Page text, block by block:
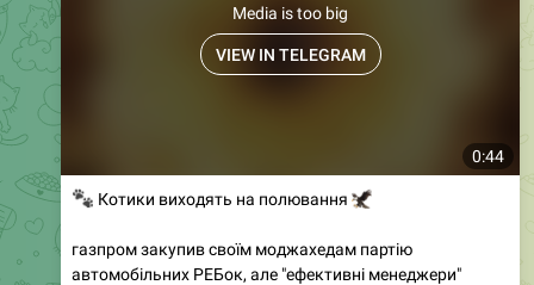
0:44
Media is too big
VIEW IN TELEGRAM
Котики виходять на полювання
🦅
газпром закупив своїм моджахедам партію
автомобільних РЕБок, але "ефективні менеджери"